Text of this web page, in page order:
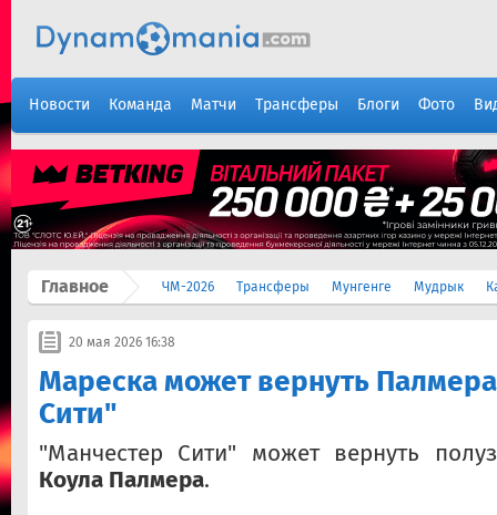
Новости Команда Матчи Трансферы Блоги Фото
Главное ЧМ-2026 Трансферы Мунгенге Мудрык
20 мая 2026 16:38
Мареска может вернуть
Сити"
"Манчестер Сити" может вернуть
Коула Палмера.